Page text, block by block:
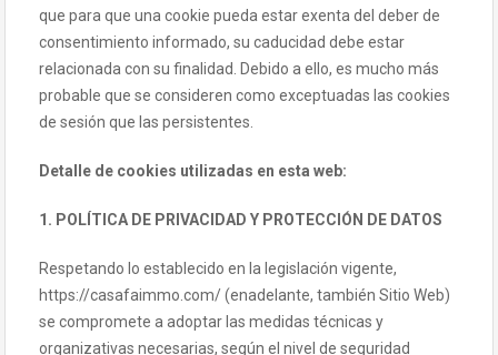
que para que una cookie pueda estar exenta del deber de
consentimiento informado, su caducidad debe estar
relacionada con su finalidad. Debido a ello, es mucho más
probable que se consideren como exceptuadas las cookies
de sesión que las persistentes.
Detalle de cookies utilizadas en esta web:
1. POLÍTICA DE PRIVACIDAD Y PROTECCIÓN DE DATOS
Respetando lo establecido en la legislación vigente,
https://casafaimmo.com/ (enadelante, también Sitio Web)
se compromete a adoptar las medidas técnicas y
organizativas necesarias, según el nivel de seguridad